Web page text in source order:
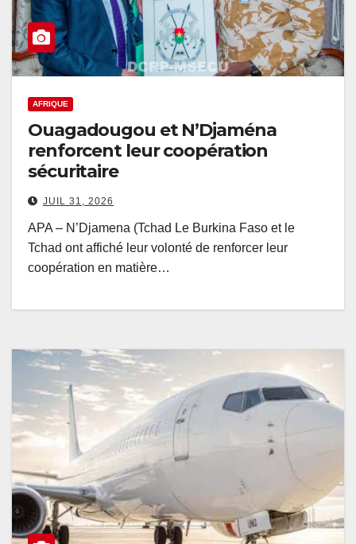
AFRIQUE
Ouagadougou et N’Djaména
renforcent leur coopération
sécuritaire
JUIL 31, 2026
APA – N’Djamena (Tchad Le Burkina Faso et le
Tchad ont affiché leur volonté de renforcer leur
coopération en matière…